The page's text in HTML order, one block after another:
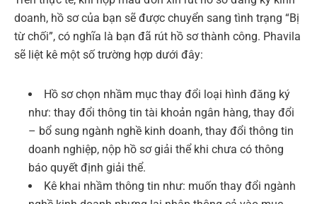
doanh, hồ sơ của bạn sẽ được chuyển sang tình trạng “Bị
từ chối”, có nghĩa là bạn đã rút hồ sơ thành công. Phavila
sẽ liệt kê một số trường hợp dưới đây:
Hồ sơ chọn nhầm mục thay đổi loại hình đăng ký
như: thay đổi thông tin tài khoản ngân hàng, thay đổi
– bổ sung ngành nghề kinh doanh, thay đổi thông tin
doanh nghiệp, nộp hồ sơ giải thể khi chưa có thông
báo quyết định giải thể.
Kê khai nhầm thông tin như: muốn thay đổi ngành